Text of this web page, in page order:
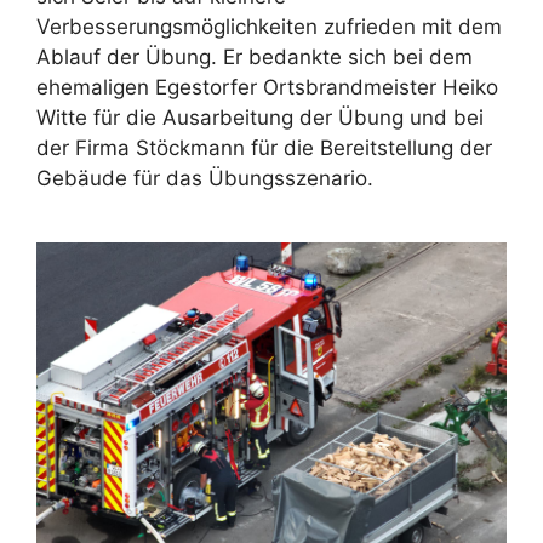
Verbesserungsmöglichkeiten zufrieden mit dem
Ablauf der Übung. Er bedankte sich bei dem
ehemaligen Egestorfer Ortsbrandmeister Heiko
Witte für die Ausarbeitung der Übung und bei
der Firma Stöckmann für die Bereitstellung der
Gebäude für das Übungsszenario.